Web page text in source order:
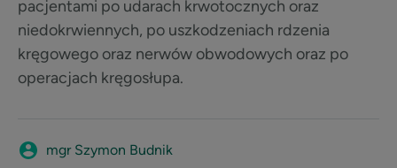
pacjentami po udarach krwotocznych oraz
niedokrwiennych, po uszkodzeniach rdzenia
kręgowego oraz nerwów obwodowych oraz po
operacjach kręgosłupa.
mgr Szymon Budnik